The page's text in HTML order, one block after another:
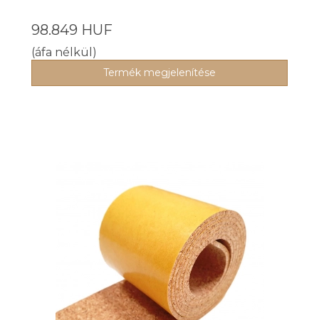
98.849 HUF
(áfa nélkül)
Termék megjelenítése